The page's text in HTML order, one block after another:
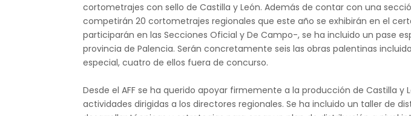
cortometrajes con sello de Castilla y León. Además de contar con una
competirán 20 cortometrajes regionales que este año se exhibirán en el
participarán en las Secciones Oficial y De Campo-, se ha incluido un pase
provincia de Palencia. Serán concretamente seis las obras palentinas
especial, cuatro de ellos fuera de concurso.
Desde el AFF se ha querido apoyar firmemente a la producción de Castilla y
actividades dirigidas a los directores regionales. Se ha incluido un taller de